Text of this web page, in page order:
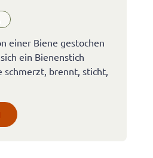
einer Biene gestochen
ein Bienenstich
schmerzt, brennt, sticht,